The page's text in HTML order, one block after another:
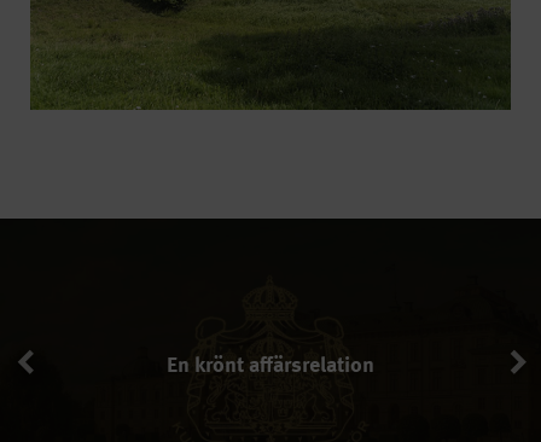
En krönt affärsrelation